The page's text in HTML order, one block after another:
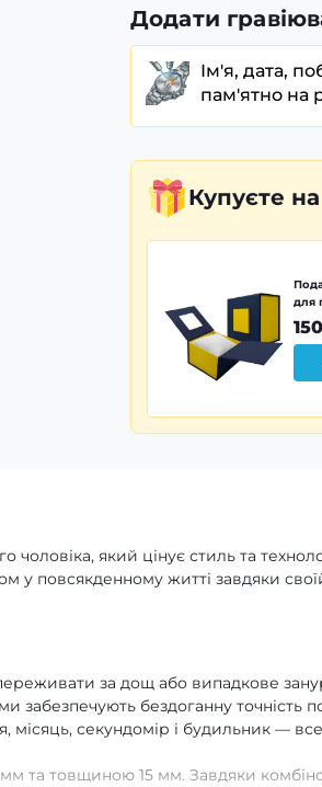
Додати
Ім'я, дата,
пам'ятно на
Купуєте
для
який цінує стиль та
у повсякденному житті завдяки
за дощ або випадкове
забезпечують бездоганну точність
місяць, секундомір і будильник —
та товщиною 15 мм. Завдяки